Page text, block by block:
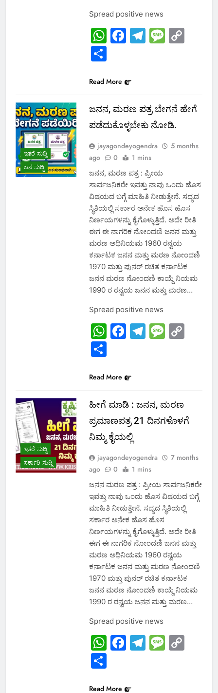
Spread positive news
WhatsApp
Facebook
Telegram
Share
Read More
ಇತರೆ ಸುದ್ದಿ
ಜನ ಸುದ್ದಿ
ಜನನ, ಮರಣ ಪತ್ರ ಬೇಗನೆ ಹೇಗೆ
ಪಡೆದುಕೊಳ್ಳಬೇಕು ನೋಡಿ.
jayagondeyogendra
5 months
ago
0 1 mins
ಜನನ, ಮರಣ ಪತ್ರ : ಪ್ರೀಯ
ಸಾರ್ವಜನಿಕರೇ ಇವತ್ತು ನಾವು ಒಂದು ಹೊಸ
ವಿಷಯದ ಬಗ್ಗೆ ಮಾಹಿತಿ ನೀಡುತ್ತೇನೆ. ಸದ್ಯದ
ಸ್ಥಿತಿಯಲ್ಲಿ ಸರ್ಕಾರ ಅನೇಕ ಹೊಸ ಹೊಸ
ನಿರ್ಣಯಗಳನ್ನು ಕೈಗೊಳ್ಳುತ್ತಿದೆ. ಅದೇ ರೀತಿ
ಈಗ ಈ ನಾಗರಿಕ ನೋಂದಣಿ ಜನನ ಮತ್ತು
ಮರಣ ಅಧಿನಿಯಮ 1960 ರನ್ವಯ
ಕರ್ನಾಟಕ ಜನನ ಮತ್ತು ಮರಣ ನೋಂದಣಿ
1970 ಮತ್ತು ಪುನರ್ ರಚಿತ ಕರ್ನಾಟಕ
ಜನನ ಮರಣ ನೋಂದಣಿ ಕಾಯ್ದೆ ನಿಯಮ
1990 ರ ರನ್ವಯ ಜನನ ಮತ್ತು ಮರಣ…
Spread positive news
WhatsApp
Facebook
Telegram
Share
Read More
ಇತರೆ ಸುದ್ದಿ
ಸರ್ಕಾರಿ ಸುದ್ದಿ
ಹೀಗೆ ಮಾಡಿ : ಜನನ, ಮರಣ
ಪ್ರಮಾಣಪತ್ರ 21 ದಿನಗಳೊಳಗೆ
ನಿಮ್ಮ ಕೈಯಲ್ಲಿ
jayagondeyogendra
7 months
ago
0 1 mins
ಜನನ ಮರಣ ಪತ್ರ : ಪ್ರೀಯ ಸಾರ್ವಜನಿಕರೇ
ಇವತ್ತು ನಾವು ಒಂದು ಹೊಸ ವಿಷಯದ ಬಗ್ಗೆ
ಮಾಹಿತಿ ನೀಡುತ್ತೇನೆ. ಸದ್ಯದ ಸ್ಥಿತಿಯಲ್ಲಿ
ಸರ್ಕಾರ ಅನೇಕ ಹೊಸ ಹೊಸ
ನಿರ್ಣಯಗಳನ್ನು ಕೈಗೊಳ್ಳುತ್ತಿದೆ. ಅದೇ ರೀತಿ
ಈಗ ಈ ನಾಗರಿಕ ನೋಂದಣಿ ಜನನ ಮತ್ತು
ಮರಣ ಅಧಿನಿಯಮ 1960 ರನ್ವಯ
ಕರ್ನಾಟಕ ಜನನ ಮತ್ತು ಮರಣ ನೋಂದಣಿ
1970 ಮತ್ತು ಪುನರ್ ರಚಿತ ಕರ್ನಾಟಕ
ಜನನ ಮರಣ ನೋಂದಣಿ ಕಾಯ್ದೆ ನಿಯಮ
1990 ರ ರನ್ವಯ ಜನನ ಮತ್ತು ಮರಣ…
Spread positive news
WhatsApp
Facebook
Telegram
Share
Read More